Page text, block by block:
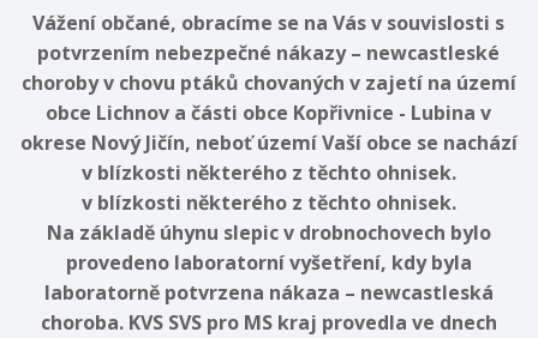
Vážení občané, obracíme se na Vás v souvislosti s
potvrzením nebezpečné nákazy – newcastleské
choroby v chovu ptáků chovaných v zajetí na území
obce Lichnov a části obce Kopřivnice - Lubina v
okrese Nový Jičín, neboť území Vaší obce se nachází
v blízkosti některého z těchto ohnisek.
v blízkosti některého z těchto ohnisek.
Na základě úhynu slepic v drobnochovech bylo
provedeno laboratorní vyšetření, kdy byla
laboratorně potvrzena nákaza – newcastleská
choroba. KVS SVS pro MS kraj provedla ve dnech